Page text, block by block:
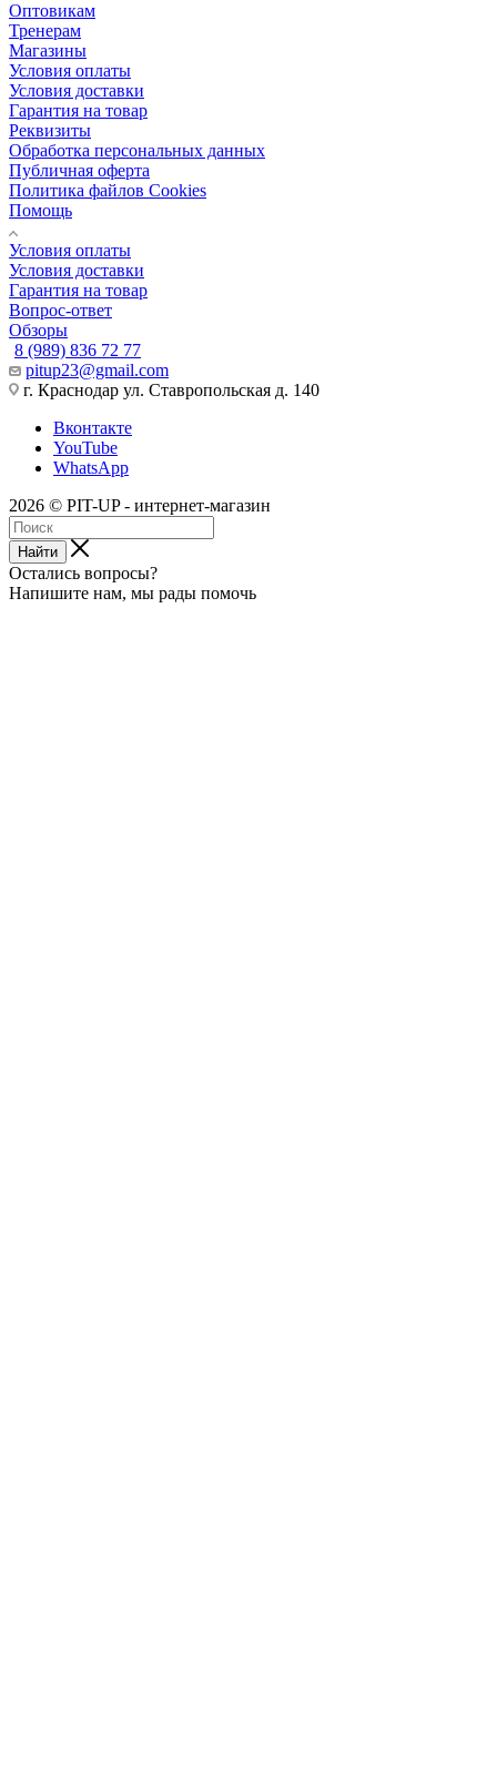
Оптовикам
Тренерам
Магазины
Условия оплаты
Условия доставки
Гарантия на товар
Реквизиты
Обработка персональных данных
Публичная оферта
Политика файлов Cookies
Помощь
Условия оплаты
Условия доставки
Гарантия на товар
Вопрос-ответ
Обзоры
8 (989) 836 72 77
pitup23@gmail.com
г. Краснодар ул. Ставропольская д. 140
Вконтакте
YouTube
WhatsApp
2026 © PIT-UP - интернет-магазин
Найти
Остались вопросы?
Напишите нам, мы рады помочь